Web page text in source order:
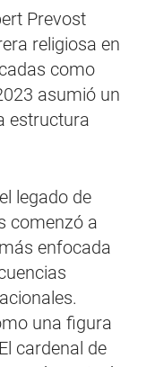
Prevost
religiosa en
como
asumió un
estructura
legado de
comenzó a
enfocada
una figura
cardenal de